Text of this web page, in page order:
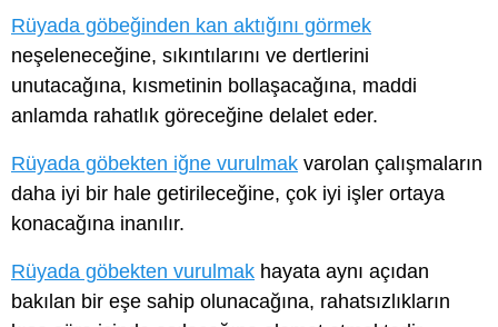
Rüyada göbeğinden kan aktığını görmek
neşeleneceğine, sıkıntılarını ve dertlerini
unutacağına, kısmetinin bollaşacağına, maddi
anlamda rahatlık göreceğine delalet eder.
Rüyada göbekten iğne vurulmak varolan çalışmaların
daha iyi bir hale getirileceğine, çok iyi işler ortaya
konacağına inanılır.
Rüyada göbekten vurulmak hayata aynı açıdan
bakılan bir eşe sahip olunacağına, rahatsızlıkların